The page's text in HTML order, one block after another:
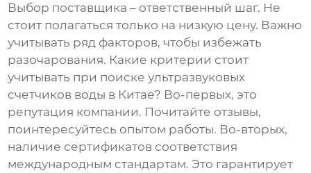
Выбор поставщика – ответственный шаг. Не
стоит полагаться только на низкую цену. Важно
учитывать ряд факторов, чтобы избежать
разочарования. Какие критерии стоит
учитывать при поискеультразвуковых
счетчиков воды в Китае? Во-первых, это
репутация компании. Почитайте отзывы,
поинтересуйтесь опытом работы. Во-вторых,
наличие сертификатов соответствия
международным стандартам. Это гарантирует